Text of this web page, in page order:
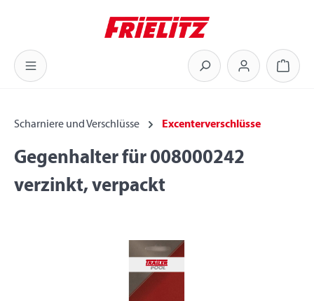
Zum Hauptinhalt springen
Scharniere und Verschlüsse Excenterverschlüsse
Gegenhalter für 008000242
verzinkt, verpackt